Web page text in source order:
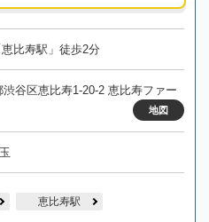
比寿駅」徒歩2分
谷区恵比寿1-20-2 恵比寿ファー
地図
恵比寿駅